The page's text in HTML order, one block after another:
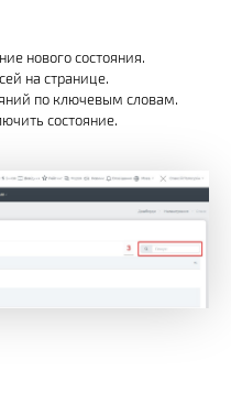
нового состояния.
на странице.
по ключевым словам.
состояние.